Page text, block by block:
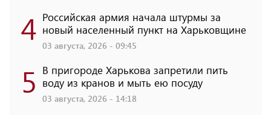
4 Российская армия начала штурмы за
новый населенный пункт на Харьковщине
03 августа, 2026 - 09:45
5 В пригороде Харькова запретили пить
воду из кранов и мыть ею посуду
03 августа, 2026 - 14:18